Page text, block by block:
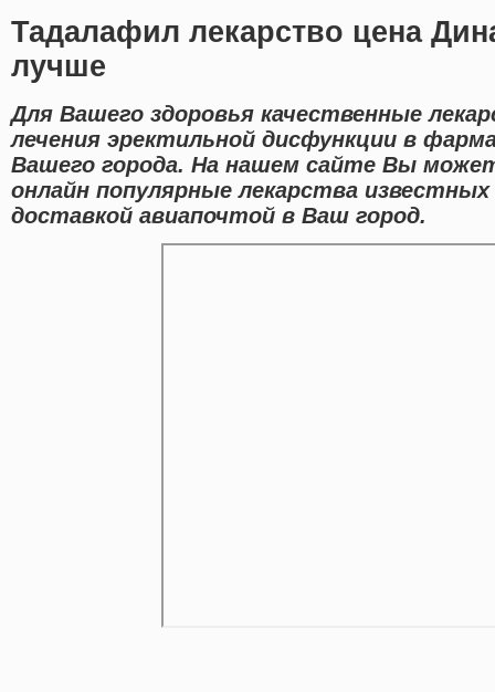
Тадалафил лекарство цена
лучше
Для Вашего здоровья качественные
лечения эректильной дисфункции в
Вашего города. На нашем сайте Вы
онлайн популярные лекарства
доставкой авиапочтой в Ваш город.